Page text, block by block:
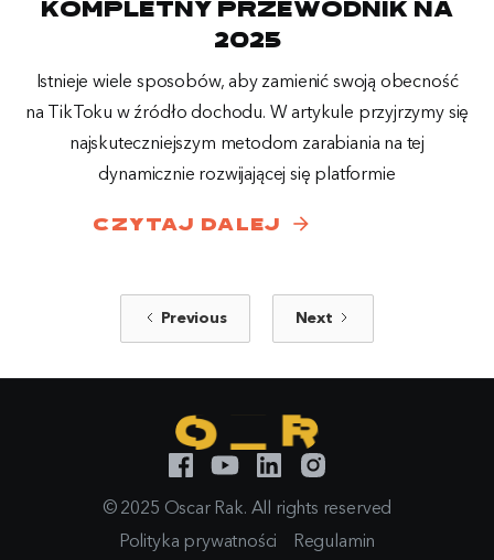
kompletny przewodnik na
2025
Istnieje wiele sposobów, aby zamienić swoją obecność
na TikToku w źródło dochodu. W artykule przyjrzymy się
najskuteczniejszym metodom zarabiania na tej
dynamicznie rozwijającej się platformie
czytaj dalej arrow_forward
Previous Next
© 2025 Oscar Rak. All rights reserved
Polityka prywatności
Regulamin